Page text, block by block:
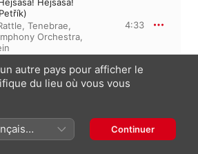
Hejsasa!
, Tenebrae,
Orchestra,
4:33
V pervoye, pervoye
Noseda
London
Chorus,London
5:10
autre pays pour afficher le
du lieu où vous vous
Continuer